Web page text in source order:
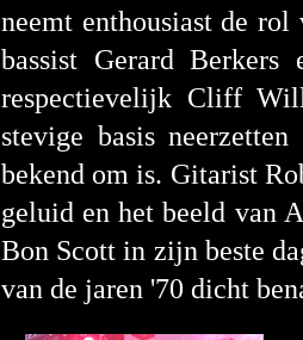
neemt enthousiast de
bassist Gerard
respectievelijk Cliff
stevige basis
bekend om is. Gitarist
geluid en het beeld van
Bon Scott in zijn beste
van de jaren '70 dicht